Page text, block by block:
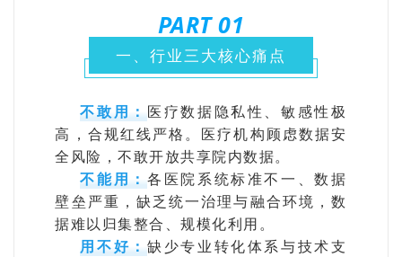
PART 01
一、行业三大核心痛点
不敢用： 医疗数据隐私性、敏感性极
高，合规红线严格。医疗机构顾虑数据安
全风险，不敢开放共享院内数据。
不能用： 各医院系统标准不一、数据
壁垒严重，缺乏统一治理与融合环境，数
据难以归集整合、规模化利用。
用不好： 缺少专业转化体系与技术支